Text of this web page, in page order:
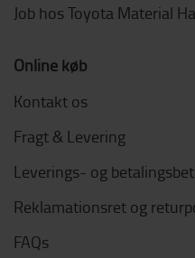
Job hos Toyota Material
Online køb
Kontakt os
Fragt & Levering
Leverings- og
Reklamationsret og
FAQs